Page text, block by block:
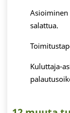
salattua.
Kuluttaja-